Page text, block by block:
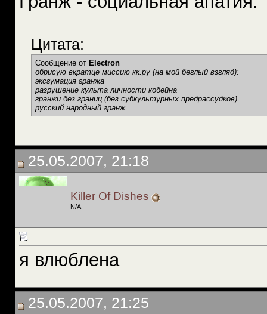
Цитата:
Сообщение от Electron
обрисую вкратце миссию кк.ру (на мой беглый взгляд):
эксгумация гранжа
разрушение культа личности кобейна
гранжи без границ (без субкультурных предрассудков)
русский народный гранж
25.05.2007, 21:18
Killer Of Dishes
N/A
я влюблена
25.05.2007, 21:25